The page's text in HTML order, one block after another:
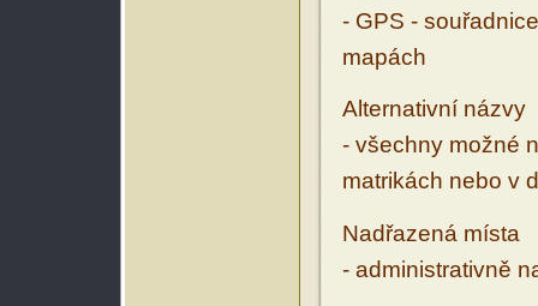
- GPS -
mapách
Alternativní názvy
- všechny možné
matrikách nebo v
Nadřazená místa
- administrativně